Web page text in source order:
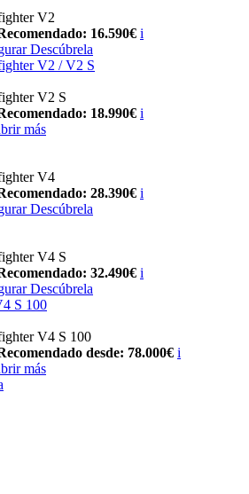
V2
16.590€ i
Descúbrela
V2 / V2 S
V2 S
18.990€ i
más
V4
28.390€ i
Descúbrela
V4 S
32.490€ i
Descúbrela
S 100
V4 S 100
desde: 78.000€ i
más